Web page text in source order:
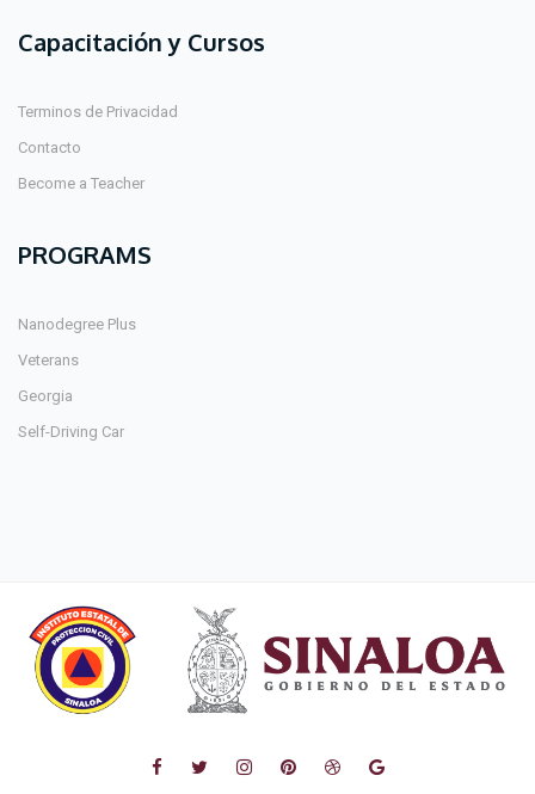
Capacitación y Cursos
Terminos de Privacidad
Contacto
Become a Teacher
PROGRAMS
Nanodegree Plus
Veterans
Georgia
Self-Driving Car